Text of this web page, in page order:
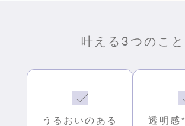
叶える3つのこと
うるおいのある
透明感